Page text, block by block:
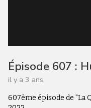
Épisode 607 :
il y a 3 ans
607ème épisode de "La